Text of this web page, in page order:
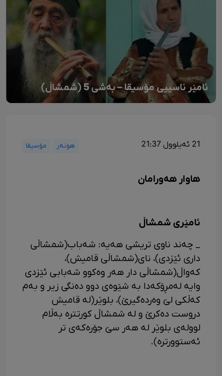
ئامێر ناسییی مۆسیقا – بەشی 5 (شمشاڵ)
21 ئەیلوول 21:37 هونەر مۆسیقا
هاوار هەورامان
ئامێری شمشاڵ
_ چەند ناوی تریشی هەیه: شەباب(شمشاڵی
داری ئێزدی)، نای(شمشاڵی قامیش)،
کەواڵ(شمشاڵی دار هەر وەکوو شەبابی ئێزدی
وایە لەمڕۆکەدا به شێوەی دوو دەنگی زیر و بەم
کەڵكی لێ وەردەگیرێ)، بلوێر(له قامیش
دروست دەکرێ و له شمشاڵ کورتتره بەڵام
لوولەی بلوێر له هەر سێ جۆرەکەی تر
ئەستوورتره).